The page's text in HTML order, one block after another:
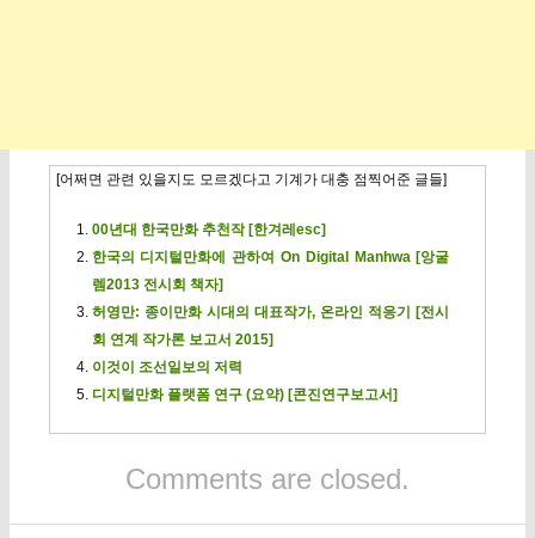
[어쩌면 관련 있을지도 모르겠다고 기계가 대충 점찍어준 글들]
00년대 한국만화 추천작 [한겨레esc]
한국의 디지털만화에 관하여 On Digital Manhwa [앙굴
렘2013 전시회 책자]
허영만: 종이만화 시대의 대표작가, 온라인 적응기 [전시
회 연계 작가론 보고서 2015]
이것이 조선일보의 저력
디지털만화 플랫폼 연구 (요약) [콘진연구보고서]
Comments are closed.